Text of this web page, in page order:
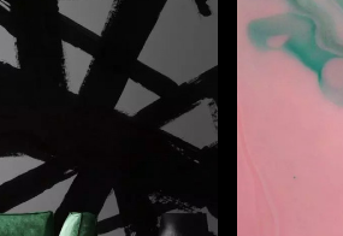
artă. Alege motive geometrice,
un vibe cu adevărat special. Ai
De asemenea, tapetul pentru
asigura că aspectul final este
un tapet personalizat care
decor pe gustul tău. Un tapet
consiliere la fiecare pas, așa că